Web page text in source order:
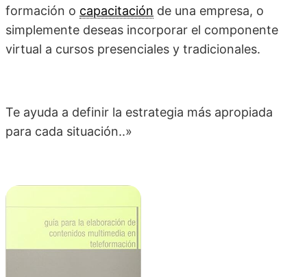
formación o capacitación de una empresa, o
simplemente deseas incorporar el componente
virtual a cursos presenciales y tradicionales.
Te ayuda a definir la estrategia más apropiada
para cada situación..»